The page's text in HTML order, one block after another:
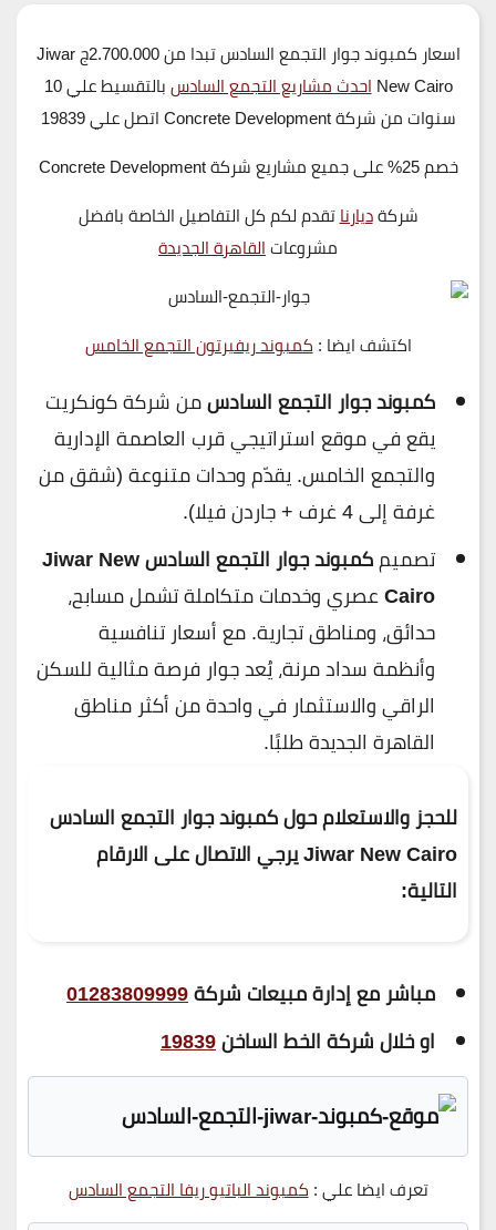
اسعار كمبوند جوار التجمع السادس تبدا من 2.700.000ج Jiwar
New Cairoاحدث مشاريع التجمع السادس
بالتقسيط علي 10
سنوات من شركة Concrete Development اتصل علي 19839
خصم 25% على جميع مشاريع شركة Concrete Development
شركةديارناتقدم لكم كل التفاصيل الخاصة بافضل
مشروعاتالقاهرة الجديدة
اكتشف ايضا :كمبوند ريفيرتون التجمع الخامس
كمبوند جوار التجمع السادسمن شركة كونكريت
يقع في موقع استراتيجي قرب العاصمة الإدارية
والتجمع الخامس. يقدّم وحدات متنوعة (شقق من
غرفة إلى 4 غرف + جاردن فيلا).
تصميمكمبوند جوار التجمع السادسJiwar New
Cairoعصري وخدمات متكاملة تشمل مسابح،
حدائق، ومناطق تجارية. مع أسعار تنافسية
وأنظمة سداد مرنة، يُعد جوار فرصة مثالية للسكن
الراقي والاستثمار في واحدة من أكثر مناطق
القاهرة الجديدة طلبًا.
للحجز والاستعلام حولكمبوند جوار التجمع السادس
Jiwar New Cairoيرجي الاتصالعلى الارقام
التالية:
مباشر مع إدارة مبيعات شركة01283809999
او خلال شركة الخط الساخن19839
تعرف ايضا علي :كمبوند الباتيو ريفا التجمع السادس